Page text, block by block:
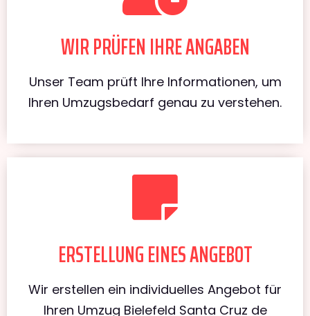
WIR PRÜFEN IHRE ANGABEN
Unser Team prüft Ihre Informationen, um
Ihren Umzugsbedarf genau zu verstehen.
ERSTELLUNG EINES ANGEBOT
Wir erstellen ein individuelles Angebot für
Ihren Umzug Bielefeld Santa Cruz de